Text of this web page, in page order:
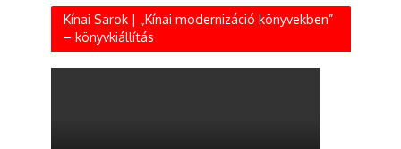
Kínai Sarok | „Kínai modernizáció könyvekben”
– könyvkiállítás